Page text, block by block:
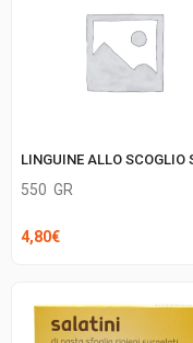
550 GR
4,80€